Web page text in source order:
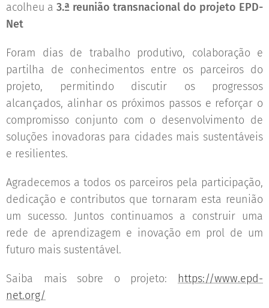
acolheu a 3.ª reunião transnacional do projeto EPD-
Net
Foram dias de trabalho produtivo, colaboração e
partilha de conhecimentos entre os parceiros do
projeto, permitindo discutir os progressos
alcançados, alinhar os próximos passos e reforçar o
compromisso conjunto com o desenvolvimento de
soluções inovadoras para cidades mais sustentáveis
e resilientes.
Agradecemos a todos os parceiros pela participação,
dedicação e contributos que tornaram esta reunião
um sucesso. Juntos continuamos a construir uma
rede de aprendizagem e inovação em prol de um
futuro mais sustentável.
Saiba mais sobre o projeto: https://www.epd-
net.org/